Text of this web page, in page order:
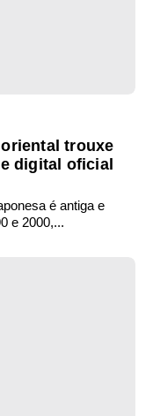
trouxe
digital oficial
é antiga e
e 2000,...